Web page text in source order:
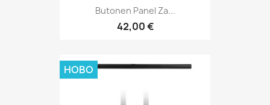
Butonen Panel Za...
42,00 €
НОВО